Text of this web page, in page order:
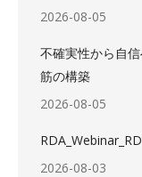
2026-08-05
不確実性から自
筋の構築
2026-08-05
2026-08-03